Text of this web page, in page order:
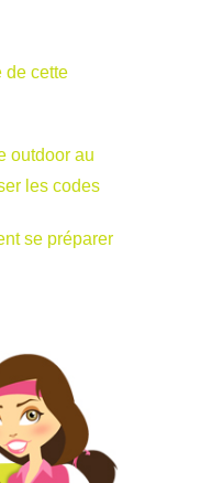
de cette
outdoor au
les codes
se préparer